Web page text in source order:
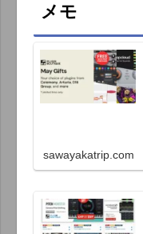
メモ
sawayakatrip.com